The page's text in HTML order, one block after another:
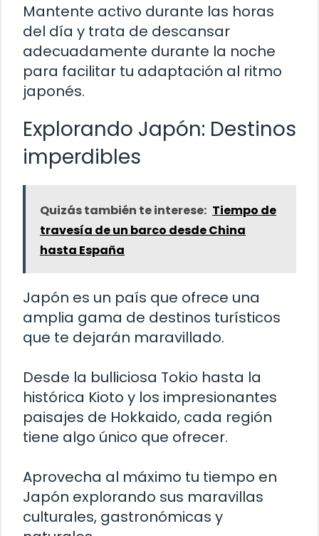
Mantente activo durante las horas
del día y trata de descansar
adecuadamente durante la noche
para facilitar tu adaptación al ritmo
japonés.
Explorando Japón: Destinos
imperdibles
Quizás también te interese: Tiempo de
travesía de un barco desde China
hasta España
Japón es un país que ofrece una
amplia gama de destinos turísticos
que te dejarán maravillado.
Desde la bulliciosa Tokio hasta la
histórica Kioto y los impresionantes
paisajes de Hokkaido, cada región
tiene algo único que ofrecer.
Aprovecha al máximo tu tiempo en
Japón explorando sus maravillas
culturales, gastronómicas y